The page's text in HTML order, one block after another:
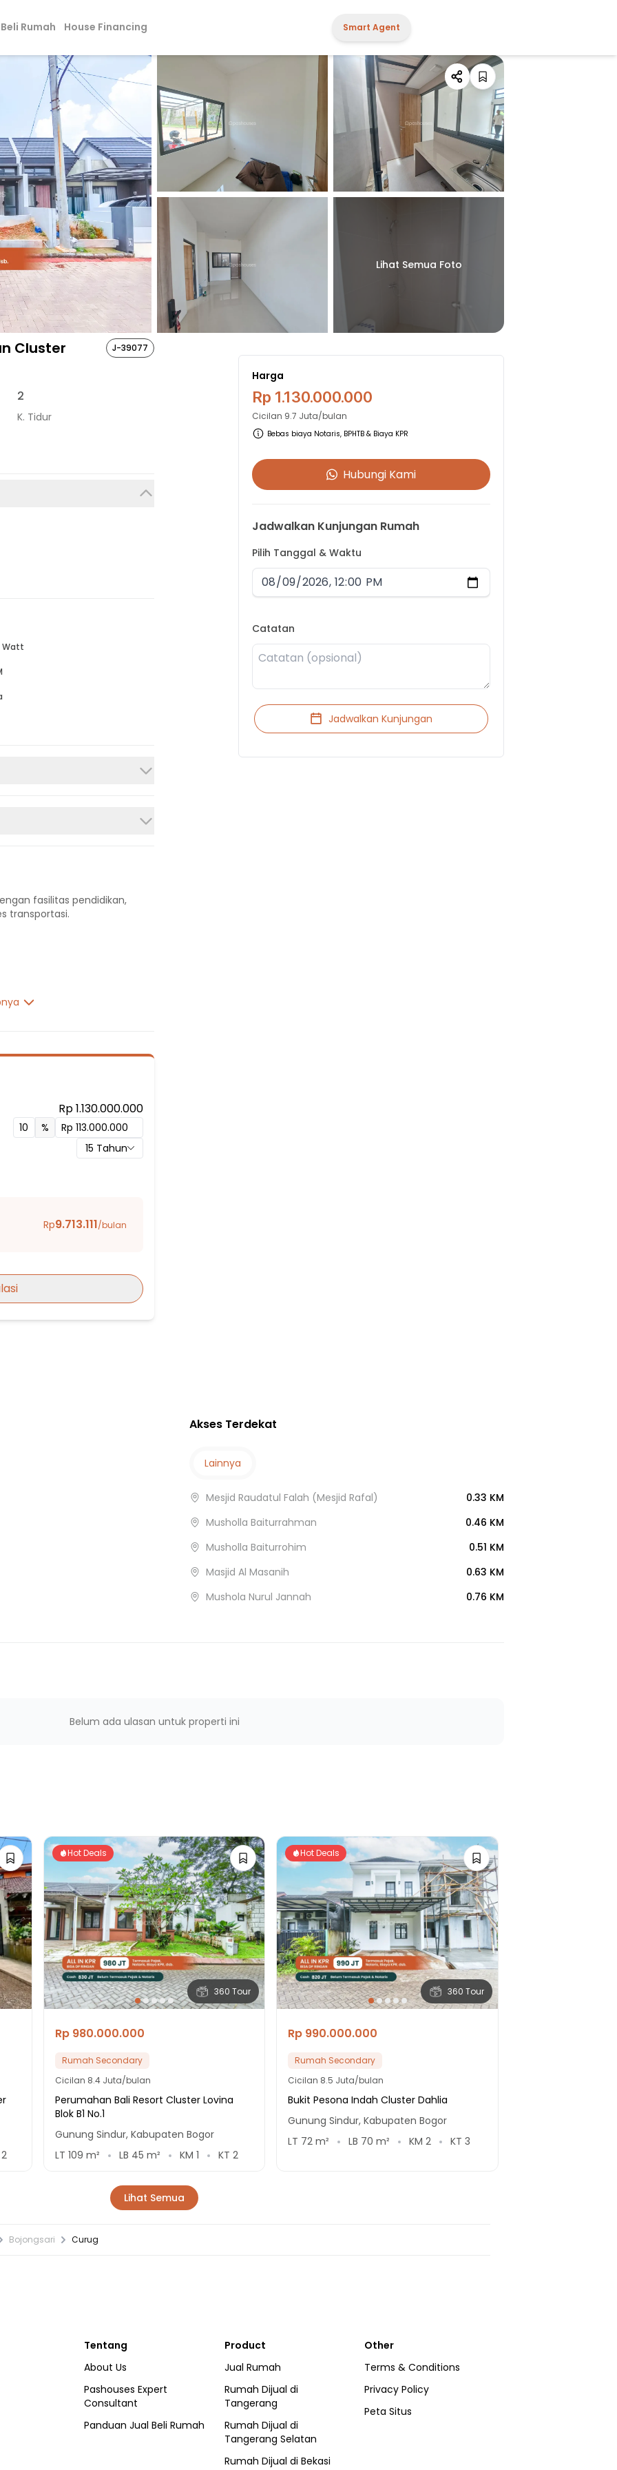
Beli Rumah House Financing Smart Agent
Lihat Semua Foto
Cluster
J-39077
2
K. Tidur
Watt
fasilitas pendidikan,
transportasi.
Negeri 10 Depok
Rp 1.130.000.000
%
15 Tahun
Rp9.713.111/bulan
Harga
Rp 1.130.000.000
Cicilan 9.7 Juta/bulan
Bebas biaya Notaris, BPHTB & Biaya KPR
Hubungi Kami
Jadwalkan Kunjungan Rumah
Pilih Tanggal & Waktu
Catatan
Jadwalkan Kunjungan
Akses Terdekat
Lainnya
Mesjid Raudatul Falah (Mesjid Rafal)
0.33 KM
Musholla Baiturrahman
0.46 KM
Musholla Baiturrohim
0.51 KM
Masjid Al Masanih
0.63 KM
Mushola Nurul Jannah
0.76 KM
Belum ada ulasan untuk properti ini
2
360 Tour
Hot Deals
Rp 980.000.000
Rumah Secondary
Cicilan 8.4 Juta/bulan
Perumahan Bali Resort Cluster Lovina
Blok B1 No.1
Gunung Sindur, Kabupaten Bogor
LT 109 m² LB 45 m² KM 1 KT 2
360 Tour
Hot Deals
Rp 990.000.000
Rumah Secondary
Cicilan 8.5 Juta/bulan
Bukit Pesona Indah Cluster Dahlia
Gunung Sindur, Kabupaten Bogor
LT 72 m² LB 70 m² KM2 KT3
Lihat Semua
Bojongsari Curug
Tentang
About Us
Pashouses Expert
Consultant
Panduan Jual Beli Rumah
Product
Jual Rumah
Rumah Dijual di
Tangerang
Rumah Dijual di
Tangerang Selatan
Rumah Dijual di Bekasi
Other
Terms & Conditions
Privacy Policy
Peta Situs